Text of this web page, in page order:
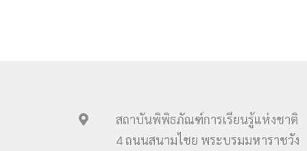
สถาบันพิพิธภัณฑ์การเรียนรู้แห่งชาติ
4 ถนนสนามไชย พระบรมมหาราชวัง